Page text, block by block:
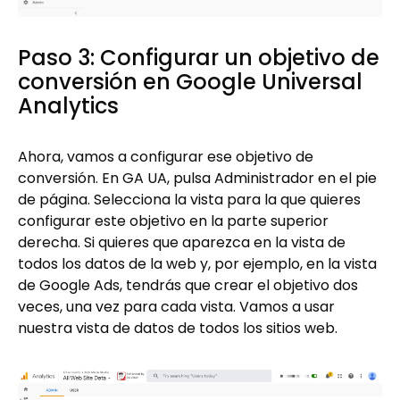
Paso 3: Configurar un objetivo de
conversión en Google Universal
Analytics
Ahora, vamos a configurar ese objetivo de
conversión. En GA UA, pulsa Administrador en el pie
de página. Selecciona la vista para la que quieres
configurar este objetivo en la parte superior
derecha. Si quieres que aparezca en la vista de
todos los datos de la web y, por ejemplo, en la vista
de Google Ads, tendrás que crear el objetivo dos
veces, una vez para cada vista. Vamos a usar
nuestra vista de datos de todos los sitios web.